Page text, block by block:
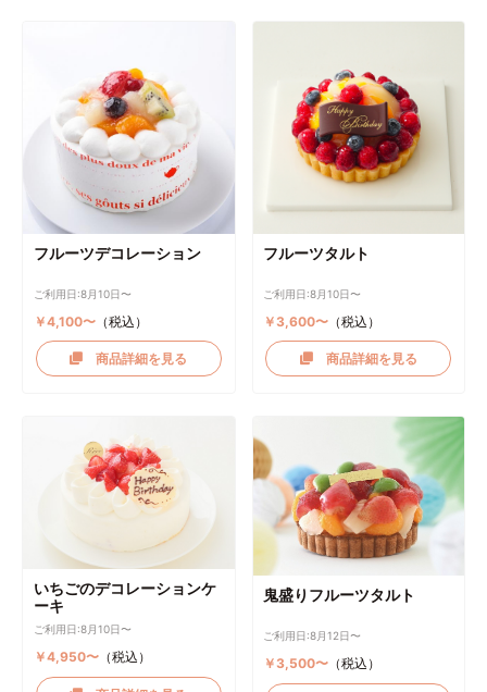
フルーツデコレーション
ご利用日:8月10日〜
￥4,100〜（税込）
商品詳細を見る
フルーツタルト
ご利用日:8月10日〜
￥3,600〜 （税込）
商品詳細を見る
いちごのデコレーションケ
ーキ
ご利用日:8月10日〜
￥4,950〜（税込）
鬼盛りフルーツタルト
ご利用日:8月12日〜
￥3,500〜 （税込）